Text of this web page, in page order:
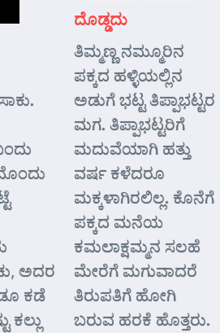
ಅದರ
ಕಡೆ
ಕಲ್ಲು
ದೊಡ್ಡದು
ತಿಮ್ಮಣ್ಣ ನಮ್ಮೂರಿನ
ಪಕ್ಕದ ಹಳ್ಳಿಯಲ್ಲಿನ
ಅಡುಗೆ ಭಟ್ಟ ತಿಪ್ಪಾಭಟ್ಟರ
ಮಗ. ತಿಪ್ಪಾಭಟ್ಟರಿಗೆ
ಮದುವೆಯಾಗಿ ಹತ್ತು
ವರ್ಷ ಕಳೆದರೂ
ಮಕ್ಕಳಾಗಿರಲಿಲ್ಲ. ಕೊನೆಗೆ
ಪಕ್ಕದ ಮನೆಯ
ಕಮಲಾಕ್ಷಮ್ಮನ ಸಲಹೆ
ಮೇರೆಗೆ ಮಗುವಾದರೆ
ತಿರುಪತಿಗೆ ಹೋಗಿ
ಬರುವ ಹರಕೆ ಹೊತ್ತರು.